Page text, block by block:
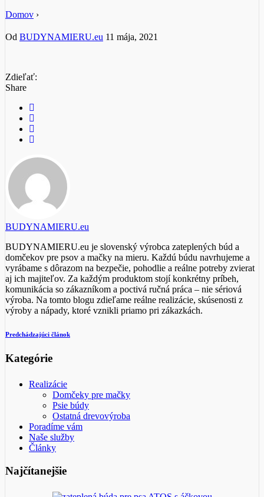
Domov ›
Od BUDYNAMIERU.eu 11 mája, 2021
Zdieľať:
Share
BUDYNAMIERU.eu
BUDYNAMIERU.eu je slovenský výrobca zateplených búd a
domčekov pre psov a mačky na mieru. Každú búdu navrhujeme a
vyrábame s dôrazom na bezpečie, pohodlie a reálne potreby zvierat
aj ich majiteľov. Za každým produktom stojí konkrétny príbeh,
komunikácia so zákazníkom a poctivá ručná práca – nie sériová
výroba. Na tomto blogu zdieľame reálne realizácie, skúsenosti z
výroby a nápady, ktoré vznikli priamo pri zákazkách.
Predchádzajúci článok
Kategórie
Realizácie
Domčeky pre mačky
Psie búdy
Ostatná drevovýroba
Poradíme vám
Naše služby
Články
Najčítanejšie